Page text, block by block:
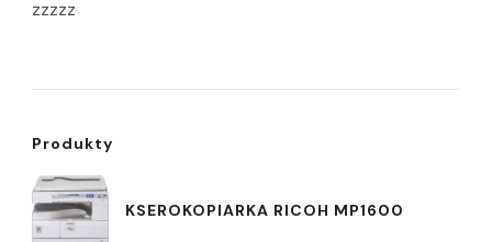
zzzzz
Produkty
KSEROKOPIARKA RICOH MP1600